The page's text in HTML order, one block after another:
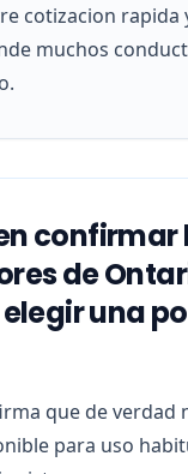
cotizacion rapida
muchos
confirmar
de
una
que de verdad
para uso